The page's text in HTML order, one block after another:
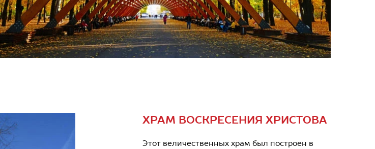
ХРАМ ВОСКРЕСЕНИЯ ХРИСТОВА
Этот величественных храм был построен в